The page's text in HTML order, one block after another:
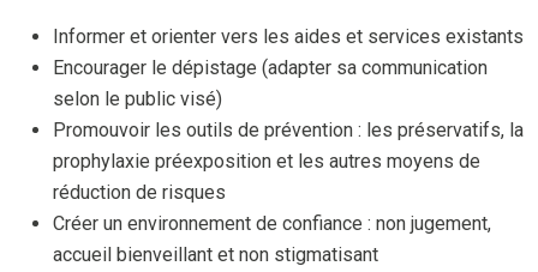
Informer et orienter vers les aides et services existants
Encourager le dépistage (adapter sa communication
selon le public visé)
Promouvoir les outils de prévention : les préservatifs, la
prophylaxie préexposition et les autres moyens de
réduction de risques
Créer un environnement de confiance : non jugement,
accueil bienveillant et non stigmatisant